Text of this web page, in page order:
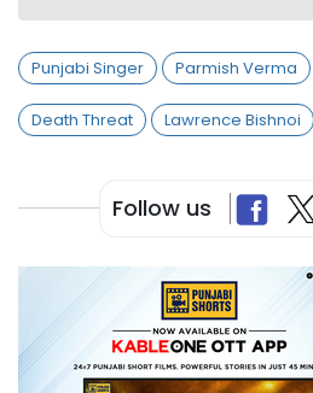
Punjabi Singer Parmish Verma
Death Threat Lawrence Bishnoi
Follow us